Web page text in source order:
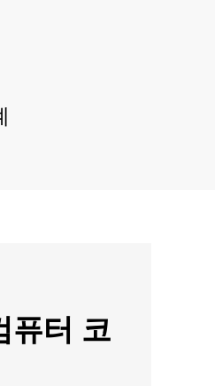
Latine
퓨터 코